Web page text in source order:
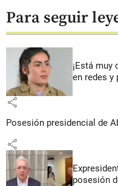
Para seguir
¡Está muy
en redes y
share
Posesión presidencial de
share
posesión